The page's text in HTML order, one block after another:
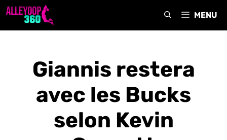
Aller
MENU
Giannis restera
avec les Bucks
selon Kevin